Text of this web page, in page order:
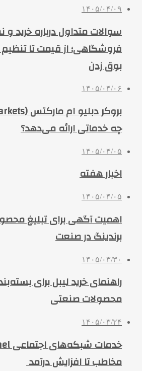
۱۴۰۵/۰۴/۰۹
سوالات متداول درباره خرید
فروشگاهی؛ از قیمت تا
بوق زدن
۱۴۰۵/۰۴/۰۶
چه خدماتی ارائه می‌دهد؟
۱۴۰۵/۰۴/۰۵
اخبار هفته
۱۴۰۵/۰۴/۰۵
اهمیت آگهی برای تبلیغ
برندینگ در صنعت
۱۴۰۵/۰۳/۳۰
راهنمای خرید لیبل برای
محصولات صنعتی
۱۴۰۵/۰۳/۲۴
مخاطب تا افزایش درآمد